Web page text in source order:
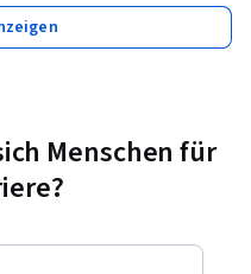
Menschen für